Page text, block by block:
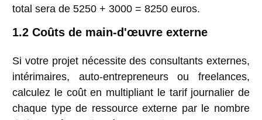
total sera de 5250 + 3000 = 8250 euros.
1.2 Coûts de main-d'œuvre externe
Si votre projet nécessite des consultants externes,
intérimaires, auto-entrepreneurs ou freelances,
calculez le coût en multipliant le tarif journalier de
chaque type de ressource externe par le nombre